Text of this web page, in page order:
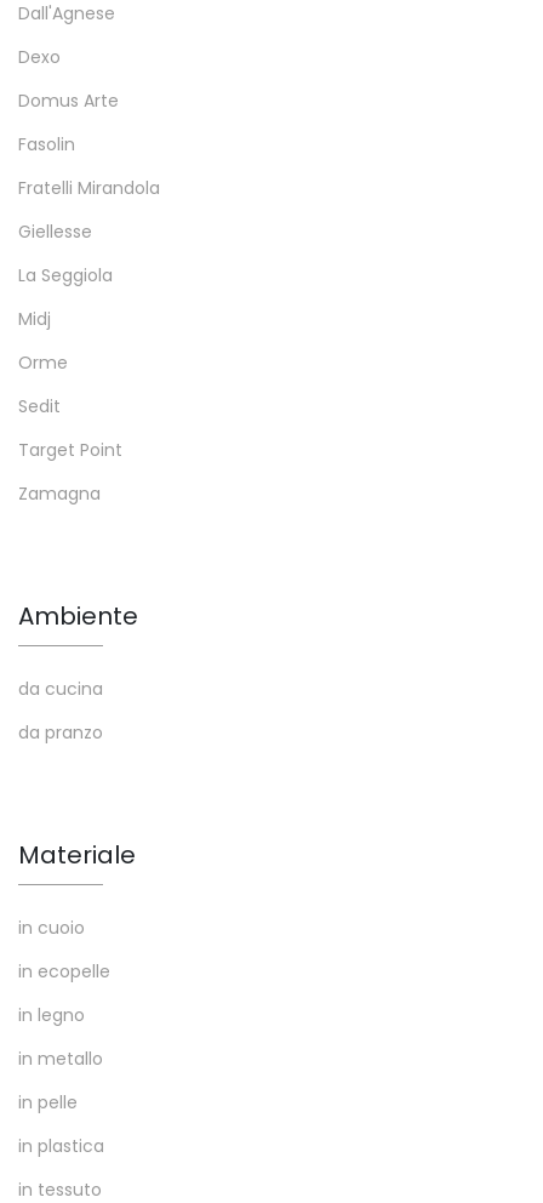
Dall'Agnese
Dexo
Domus Arte
Fasolin
Fratelli Mirandola
Giellesse
La Seggiola
Midj
Orme
Sedit
Target Point
Zamagna
Ambiente
da cucina
da pranzo
Materiale
in cuoio
in ecopelle
in legno
in metallo
in pelle
in plastica
in tessuto